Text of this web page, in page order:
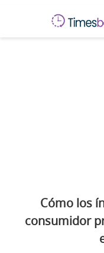
Cómo los
consumidor